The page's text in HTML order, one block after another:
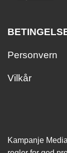
Personvern
Vilkår
Kampanje